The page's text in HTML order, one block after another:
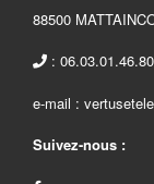
88500
: 06.03.01.46.80
e-mail :
Suivez-nous :